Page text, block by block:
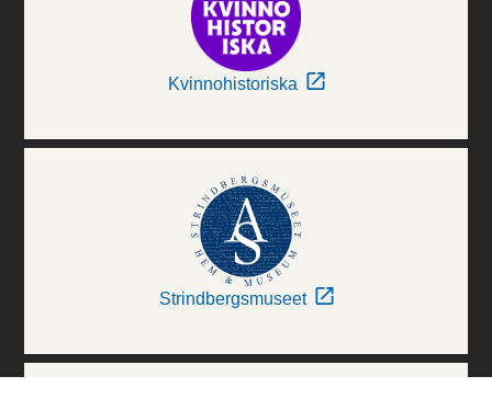
Kvinnohistoriska
Strindbergsmuseet